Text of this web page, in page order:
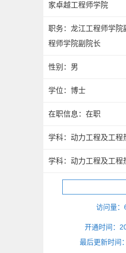
家卓越工程师学院
职务：龙江工程师学院
程师学院副院长
性别：男
学位：博士
在职信息：在职
学科：动力工程及工程
学科：动力工程及工程
访问量：
开通时间：
最后更新时间：